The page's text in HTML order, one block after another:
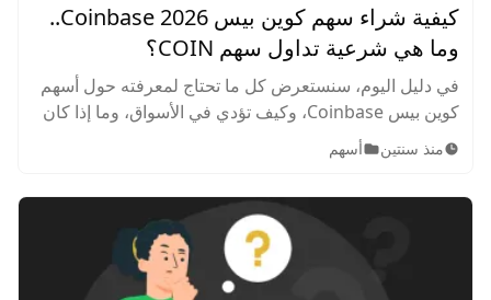
كيفية شراء سهم كوين بيس Coinbase 2026..
وما هي شرعية تداول سهم COIN؟
في دليل اليوم، سنستعرض كل ما تحتاج لمعرفته حول أسهم
كوين بيس Coinbase، وكيف تؤدي في الأسواق، وما إذا كان
الاستثمار جيد من حيث القيمة أم لا، مع استعراض لأفضل
استراتيجيات تداول سهم COIN ونصائح لتداول ناجح.
منذ سنتين أسهم